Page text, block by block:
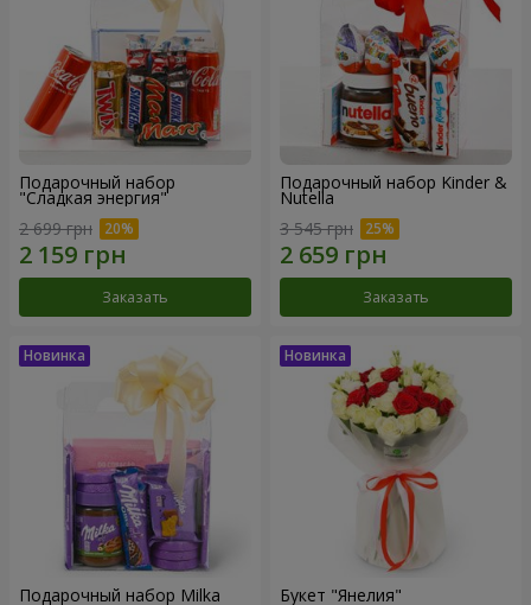
Подарочный набор
"Сладкая энергия"
2 699 грн
Заказать
Подарочный набор Kinder &
Nutella
3 545 грн
Заказать
Подарочный набор Milka Букет "Янелия"